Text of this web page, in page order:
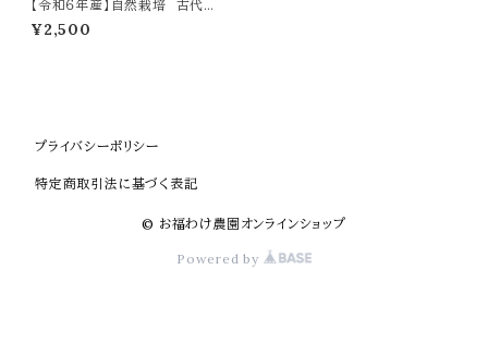
【令和６年産】自然栽培 古代米
（朝紫） 750g
¥2,500
プライバシーポリシー
特定商取引法に基づく表記
© お福わけ農園オンラインショップ
Powered by